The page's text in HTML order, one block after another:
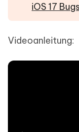
iOS 17
Videoanleitung: